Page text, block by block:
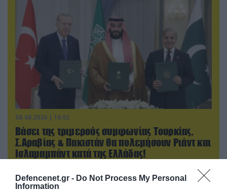
Defencenet.gr - Do Not Process My Personal
Information
08.08.2026 | 18:02
Βάσει της τριμερούς συμφωνίας Τουρκίας,
Σ.Αραβίας & Πακιστάν θα πολεμήσουν Ριάντ και
Ισλαμαμπάντ κατά της Ελλάδας!